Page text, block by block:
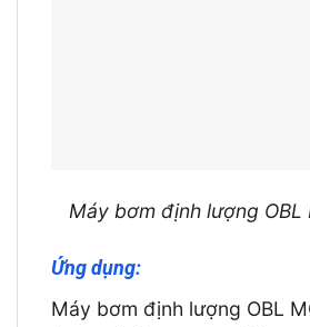
Máy bơm định lượng OBL
Ứng dụng:
Máy bơm định lượng OBL